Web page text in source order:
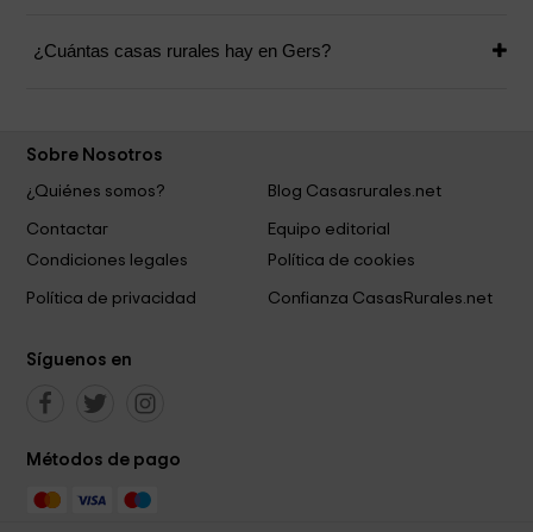
¿Cuántas casas rurales hay en Gers?
Sobre Nosotros
¿Quiénes somos?
Blog Casasrurales.net
Contactar
Equipo editorial
Condiciones legales
Política de cookies
Política de privacidad Confianza CasasRurales.net
Síguenos en
Métodos de pago